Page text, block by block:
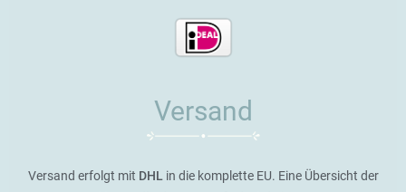
Versand
Versand erfolgt mit DHL in die komplette EU. Eine Übersicht der